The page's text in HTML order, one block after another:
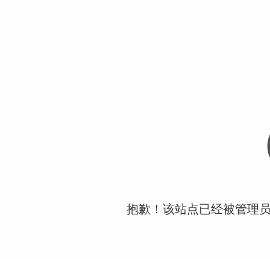
抱歉！该站点已经被管理